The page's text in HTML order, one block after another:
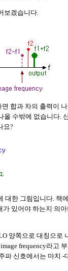
보겠습니다.
합과 차의 출력이
올 수밖에 없습니다.
요?
대한 그림입니다. 책
있어야 하는지 의
양쪽으로 대칭으로
frequency라고
파 신호에서는 마치 -